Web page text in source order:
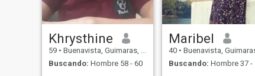
Khrysthine
59 • Buenavista, Guimaras, Filipinas
Buscando: Hombre 58 - 60
Maribel
40 • Buenavista, Guimaras,
Buscando: Hombre 37 -